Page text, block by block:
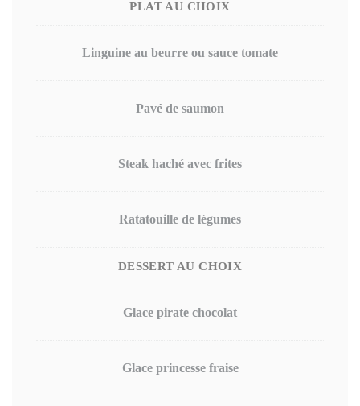
PLAT AU CHOIX
Linguine au beurre ou sauce tomate
Pavé de saumon
Steak haché avec frites
Ratatouille de légumes
DESSERT AU CHOIX
Glace pirate chocolat
Glace princesse fraise